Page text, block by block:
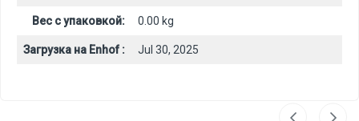
Вес с упаковкой: 0.00 kg
Загрузка на Enhof : Jul 30, 2025